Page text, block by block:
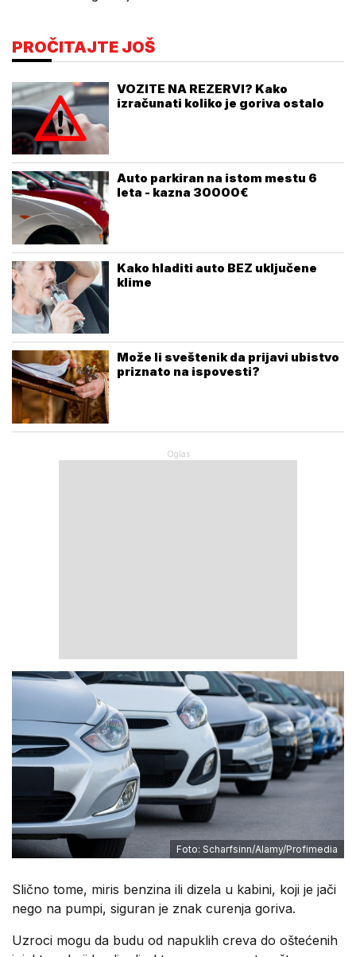
PROČITAJTE JOŠ
VOZITE NA REZERVI? Kako
izračunati koliko je goriva ostalo
Auto parkiran na istom mestu 6
leta - kazna 30000€
Kako hladiti auto BEZ uključene
klime
Može li sveštenik da prijavi ubistvo
priznato na ispovesti?
Foto: Scharfsinn/Alamy/Profimedia
Slično tome, miris benzina ili dizela u kabini, koji je jači
nego na pumpi, siguran je znak curenja goriva.
Uzroci mogu da budu od napuklih creva do oštećenih